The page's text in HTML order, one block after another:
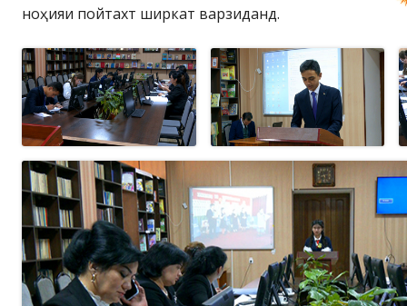
ноҳияи пойтахт ширкат варзиданд.